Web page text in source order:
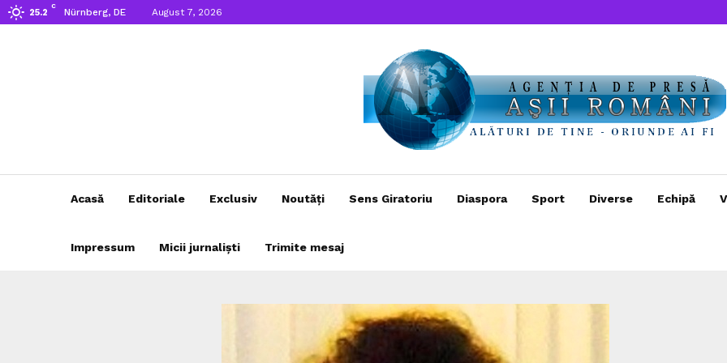
25.2
C
Nürnberg, DE August 7, 2026
Acasă Editoriale Exclusiv Noutăți Sens Giratoriu Diaspora Sport Diverse Echipă
Impressum Micii jurnaliști Trimite mesaj